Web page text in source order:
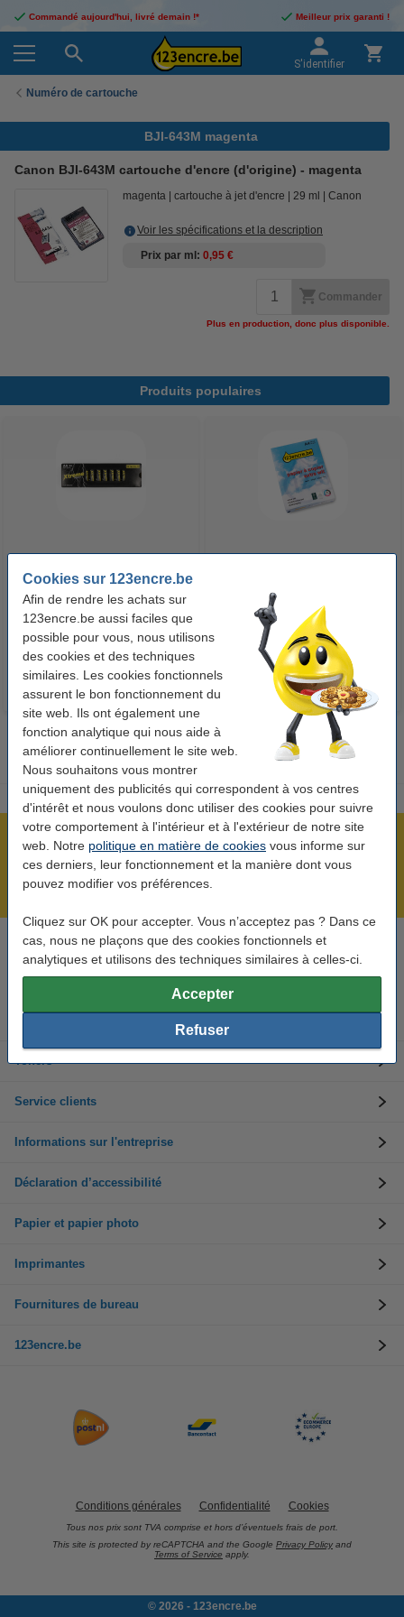
Cookies sur 123encre.be
Afin de rendre les achats sur
123encre.be aussi faciles que
possible pour vous, nous utilisons
des cookies et des techniques
similaires. Les cookies fonctionnels
assurent le bon fonctionnement du
site web. Ils ont également une
fonction analytique qui nous aide à
améliorer continuellement le site web.
Nous souhaitons vous montrer
uniquement des publicités qui correspondent à vos centres
d'intérêt et nous voulons donc utiliser des cookies pour suivre
votre comportement à l'intérieur et à l'extérieur de notre site
web. Notre politique en matière de cookies vous informe sur
ces derniers, leur fonctionnement et la manière dont vous
pouvez modifier vos préférences.
Cliquez sur OK pour accepter. Vous n’acceptez pas ? Dans ce
cas, nous ne plaçons que des cookies fonctionnels et
analytiques et utilisons des techniques similaires à celles-ci.
Accepter
Refuser
Commandé aujourd'hui, livré demain !* Meilleur prix garanti !
S'identifier
Numéro de cartouche
BJI-643M magenta
Canon BJI-643M cartouche d'encre (d'origine) - magenta
magenta cartouche à jet d'encre 29 ml Canon
Voir les spécifications et la description
Prix par ml
0,95 €
Commander
Plus en production, donc plus disponible.
Produits populaires
Penlite piles AA 24 pièces
14,95 € Inclus : 21% de TVA 7,25 € Inclus : 21% de TVA
Plus de 5 millions de clients !
Commandé avant 22h00, livré demain !
Meilleur prix garanti !
Besoin d’aide ? Appelez-nous au +32 (0)9 39 64 123
Les jours ouvrés de 8h30 à 17h
Toners
Service clients
Informations sur l'entreprise
Déclaration d’accessibilité
Papier et papier photo
Imprimantes
Fournitures de bureau
123encre.be
Conditions générales Confidentialité Cookies
Tous nos prix sont TVA comprise et hors d’éventuels frais de port.
This site is protected by reCAPTCHA and the Google Privacy Policy and
Terms of Service apply.
© 2026 - 123encre.be